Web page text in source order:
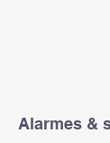
Alarmes &